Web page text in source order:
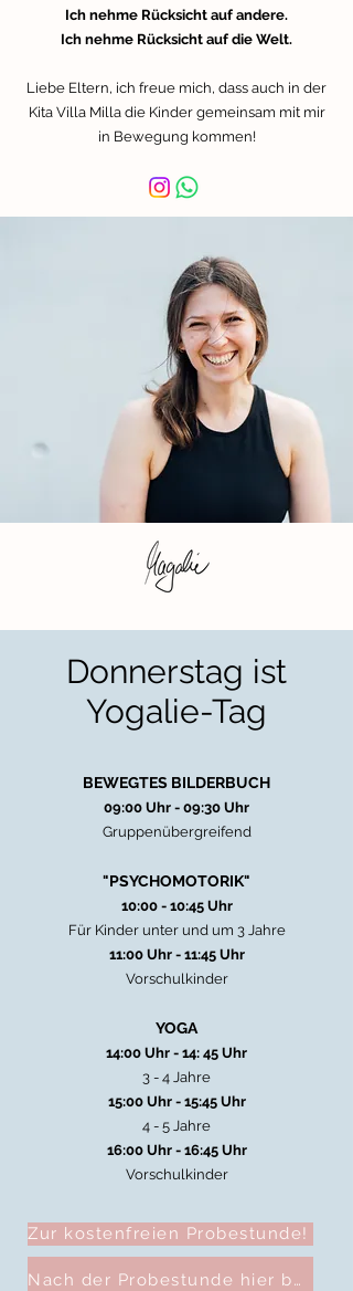
Ich nehme Rücksicht auf andere.
Ich nehme Rücksicht auf die Welt.
Liebe Eltern, ich freue mich, dass auch in der
Kita Villa Milla die Kinder gemeinsam mit mir
in Bewegung kommen!
Donnerstag ist
Yogalie-Tag
BEWEGTES BILDERBUCH
09:00 Uhr - 09:30 Uhr
Gruppenübergreifend
"PSYCHOMOTORIK"
10:00 - 10:45 Uhr
Für Kinder unter und um 3 Jahre
11:00 Uhr - 11:45 Uhr
Vorschulkinder
​YOGA
14:00 Uhr - 14: 45 Uhr
3 - 4 Jahre
15:00 Uhr - 15:45 Uhr
4 - 5 Jahre
16:00 Uhr - 16:45 Uhr
Vorschulkinder
Zur kostenfreien Probestunde!
Nach der Probestunde hier buchen!